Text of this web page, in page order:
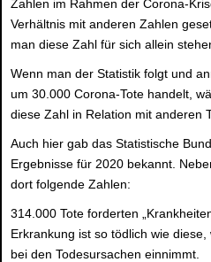
Zahlen im Rahmen der Corona-
Verhältnis mit anderen Zahlen
man diese Zahl für sich allein
Wenn man der Statistik folgt und
um 30.000 Corona-Tote handelt,
diese Zahl in Relation mit anderen
Auch hier gab das Statistische
Ergebnisse für 2020 bekannt.
dort folgende Zahlen:
314.000 Tote forderten
Erkrankung ist so tödlich wie
bei den Todesursachen einnimmt.